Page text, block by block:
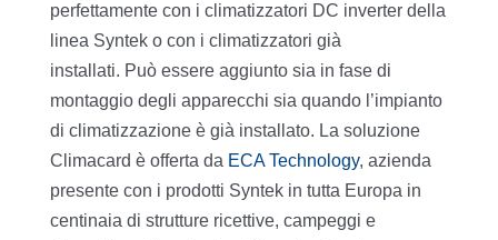
perfettamente con i climatizzatori DC inverter della
linea Syntek o con i climatizzatori già
installati. Può essere aggiunto sia in fase di
montaggio degli apparecchi sia quando l’impianto
di climatizzazione è già installato. La soluzione
Climacard è offerta da ECA Technology, azienda
presente con i prodotti Syntek in tutta Europa in
centinaia di strutture ricettive, campeggi e